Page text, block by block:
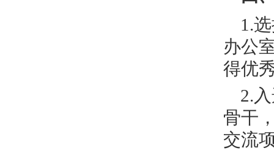
1.
办公
得优
2.
骨干
交流